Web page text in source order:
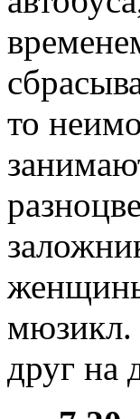
то
мюзикл.
друг на